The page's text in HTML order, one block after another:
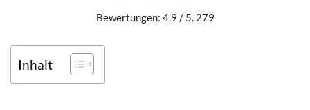
Bewertungen: 4.9 / 5. 279
Inhalt